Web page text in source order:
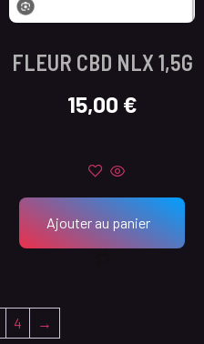
FLEUR CBD NLX 1,5G
15,00 €
Ajouter au panier
4 →